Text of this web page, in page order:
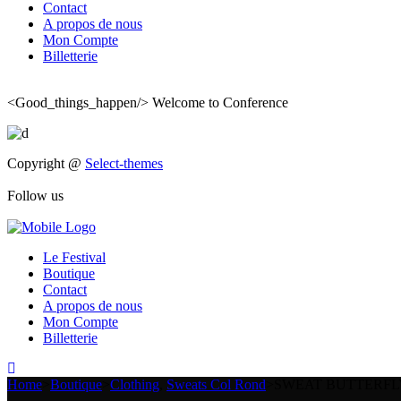
Contact
A propos de nous
Mon Compte
Billetterie
<Good_things_happen/> Welcome to Conference
Copyright @ Select-themes
Follow us
Le Festival
Boutique
Contact
A propos de nous
Mon Compte
Billetterie
Home Boutique Clothing Sweats Col Rond